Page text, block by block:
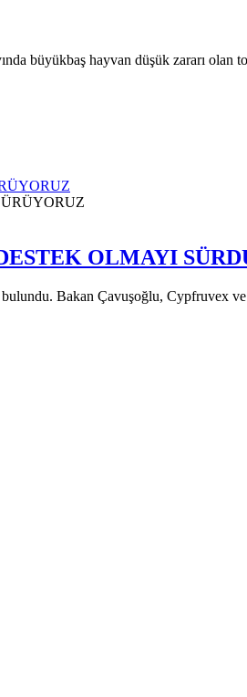
büyükbaş hayvan düşük zararı
OLMAYI
Bakan Çavuşoğlu, Cypfruvex